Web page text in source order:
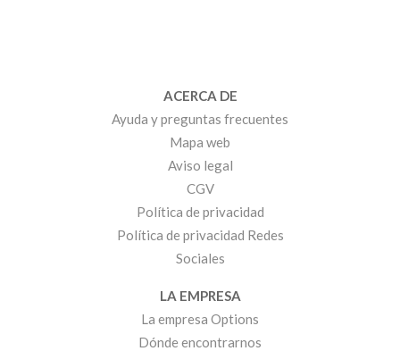
ACERCA DE
Ayuda y preguntas frecuentes
Mapa web
Aviso legal
CGV
Política de privacidad
Política de privacidad Redes
Sociales
LA EMPRESA
La empresa Options
Dónde encontrarnos